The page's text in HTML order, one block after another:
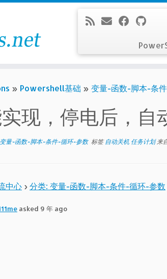
» Powershell基础 » 变量-函数-脚本-条
现，停电后，自
变量-函数-脚本-条件-循环-参数 标签自动关机 任务计划来
中心 › 分类: 变量-函数-脚本-条件-循环-参数
asked 9 年 ago